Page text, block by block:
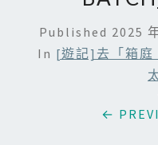
Published 2025
In [遊記]去「箱庭
←